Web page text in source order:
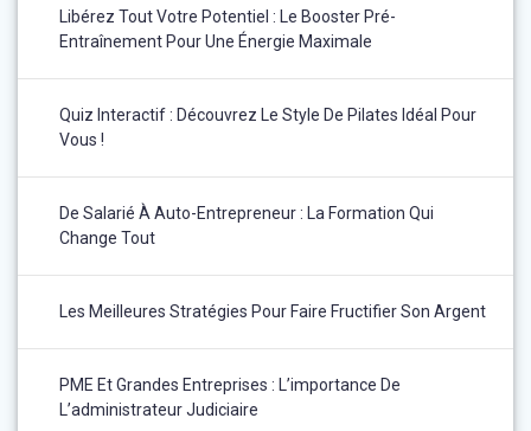
Libérez Tout Votre Potentiel : Le Booster Pré-
Entraînement Pour Une Énergie Maximale
Quiz Interactif : Découvrez Le Style De Pilates Idéal Pour
Vous !
De Salarié À Auto-Entrepreneur : La Formation Qui
Change Tout
Les Meilleures Stratégies Pour Faire Fructifier Son Argent
PME Et Grandes Entreprises : L’importance De
L’administrateur Judiciaire